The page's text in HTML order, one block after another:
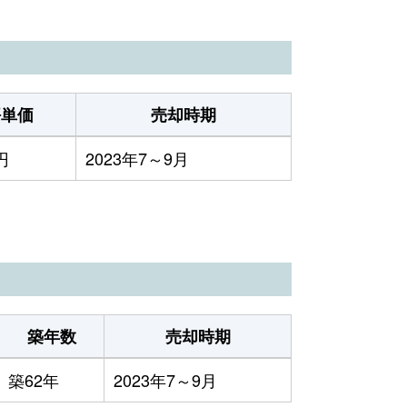
価
売却時期
2023年7～9月
築年数
売却時期
築62年 2023年7～9月